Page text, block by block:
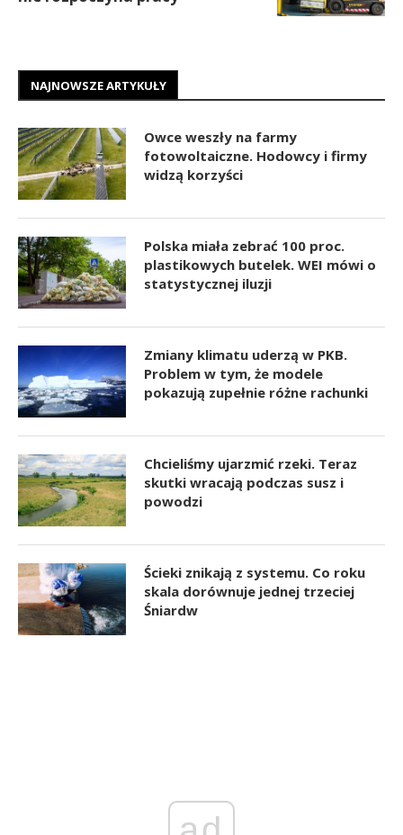
NAJNOWSZE ARTYKUŁY
Owce weszły na farmy
fotowoltaiczne. Hodowcy i firmy
widzą korzyści
Polska miała zebrać 100 proc.
plastikowych butelek. WEI mówi o
statystycznej iluzji
Zmiany klimatu uderzą w PKB.
Problem w tym, że modele
pokazują zupełnie różne rachunki
Chcieliśmy ujarzmić rzeki. Teraz
skutki wracają podczas susz i
powodzi
Ścieki znikają z systemu. Co roku
skala dorównuje jednej trzeciej
Śniardw